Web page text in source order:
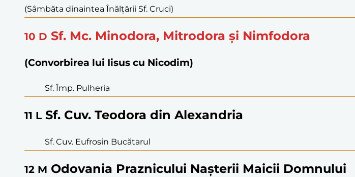
(Sâmbăta dinaintea Înălțării Sf. Cruci)
10 D Sf. Mc. Minodora, Mitrodora și Nimfodora
(Convorbirea lui Iisus cu Nicodim)
Sf. Împ. Pulheria
11 L Sf. Cuv. Teodora din Alexandria
Sf. Cuv. Eufrosin Bucătarul
12 M Odovania Praznicului Nașterii Maicii Domnului